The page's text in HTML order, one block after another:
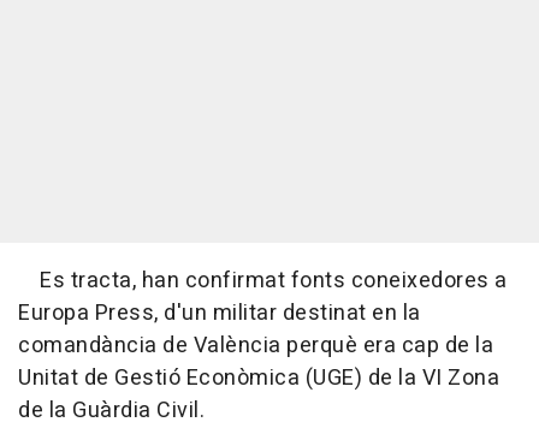
Es tracta, han confirmat fonts coneixedores a
Europa Press, d'un militar destinat en la
comandància de València perquè era cap de la
Unitat de Gestió Econòmica (UGE) de la VI Zona
de la Guàrdia Civil.